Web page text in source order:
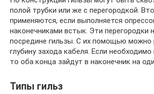
полой трубки или же с перегородкой.
применяются, если выполняется
наконечниками встык. Эти перегородки
посредине гильзы. С их помощью можно
глубину захода кабеля. Если необходимо
то оба конца зайдут в наконечник на
Типы гильз